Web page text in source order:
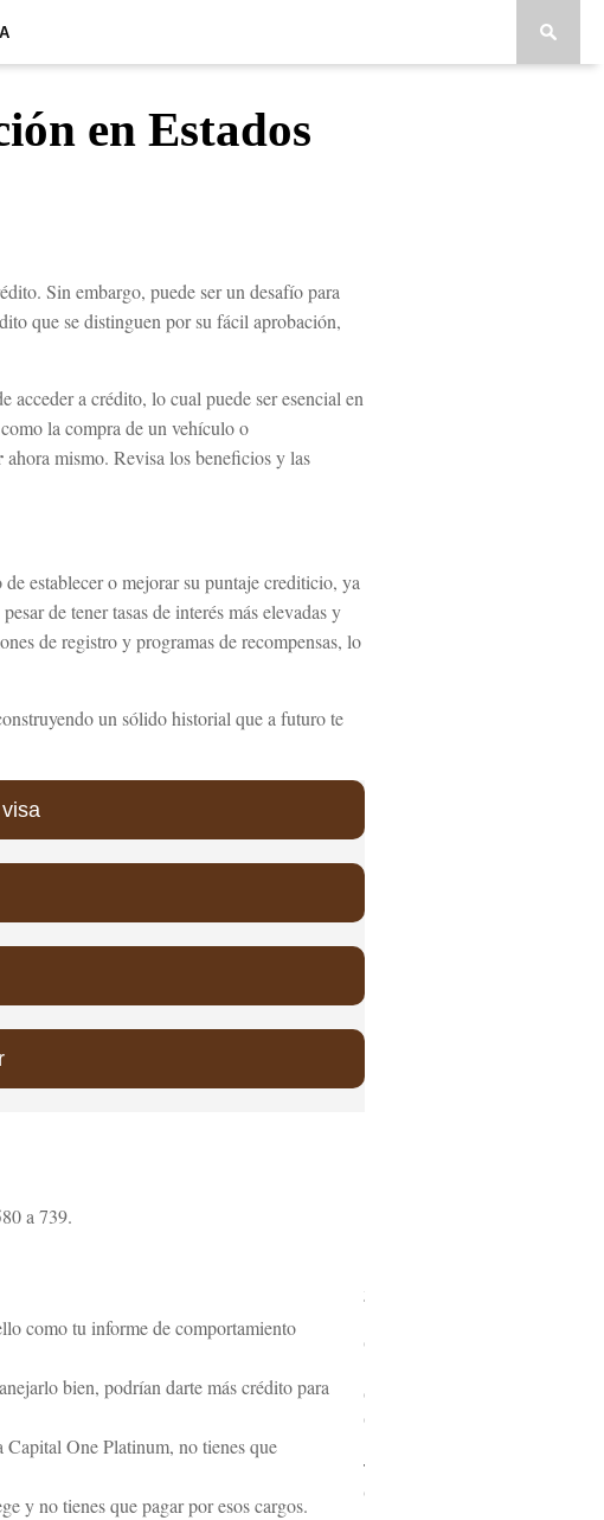
en Estados
Sin embargo, puede ser un desafío para
que se distinguen por su fácil aprobación,
acceder a crédito, lo cual puede ser esencial en
la compra de un vehículo o
ahora mismo. Revisa los beneficios y las
establecer o mejorar su puntaje crediticio, ya
de tener tasas de interés más elevadas y
de registro y programas de recompensas, lo
un sólido historial que a futuro te
a 739.
como tu informe de comportamiento
bien, podrían darte más crédito para
Capital One Platinum, no tienes que
y no tienes que pagar por esos cargos.
2
C
e
d
t
O